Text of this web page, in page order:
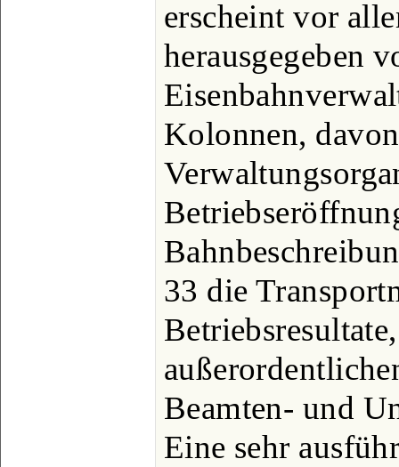
erscheint vor
herausgegeben
Kolonnen,
33 die
Beamten- und
Eine sehr